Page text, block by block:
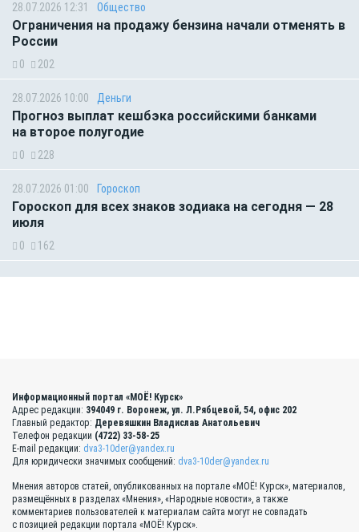
28.07.2026 12:31 Общество
Ограничения на продажу бензина начали отменять в
России
0 202
28.07.2026 10:00 Деньги
Прогноз выплат кешбэка российскими банками
на второе полугодие
0 228
28.07.2026 01:00 Гороскоп
Гороскоп для всех знаков зодиака на сегодня — 28
июля
0 162
Информационный портал «МОЁ! Курск»
Адрес редакции: 394049 г. Воронеж, ул. Л.Рябцевой, 54, офис 202
Главный редактор: Деревяшкин Владислав Анатольевич
Телефон редакции (4722) 33-58-25
E-mail редакции: dva3-10der@yandex.ru
Для юридически значимых сообщений: dva3-10der@yandex.ru
Мнения авторов статей, опубликованных на портале «МОЁ! Курск», материалов,
размещённых в разделах «Мнения», «Народные новости», а также
комментариев пользователей к материалам сайта могут не совпадать
с позицией редакции портала «МОЁ! Курск».